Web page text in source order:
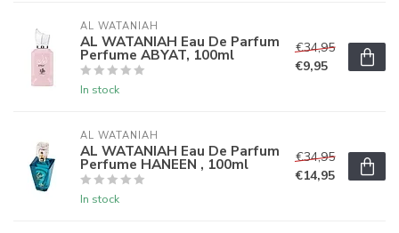
AL WATANIAH
AL WATANIAH Eau De Parfum
Perfume ABYAT, 100ml
In stock
€34,95
€9,95
AL WATANIAH
AL WATANIAH Eau De Parfum
Perfume HANEEN , 100ml
In stock
€34,95
€14,95